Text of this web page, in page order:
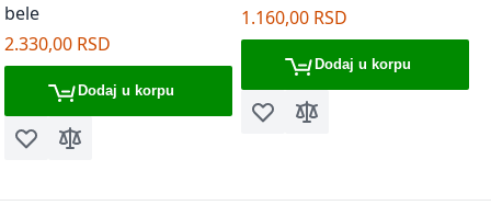
bele
2.330,00 RSD
Dodaj u korpu
Dodaj u listu želja
Dodaj za poređenje
1.160,00 RSD
Dodaj u korpu
Dodaj u listu želja
Dodaj za poređenje